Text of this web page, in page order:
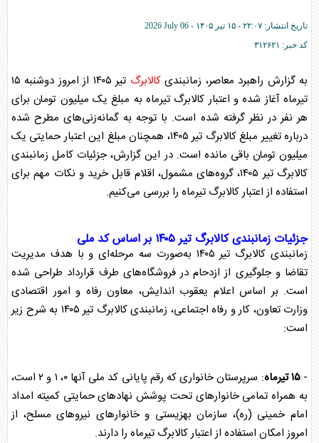
تاریخ انتشار: ۲۲:۰۷ - ۱۵ تير ۱۴۰۵ -
2026 July 06
کد خبر: ۳۱۲۶۲۱
به گزارش راهبرد معاصر، زمانبندیکالابرگ
تیر ۱۴۰۵ از امروز دوشنبه ۱۵
تیرماه آغاز شده و اعتبار کالابرگ تیرماه به مبلغ یک میلیون تومان برای
هر نفر در نظر گرفته شده است. با توجه به گمانه‌زنی‌های مطرح شده
درباره تغییر مبلغکالابرگ
تیر ۱۴۰۵، همچنان مبلغ این اعتبار حمایتی یک
میلیون تومان باقی مانده است. در این گزارش، جزئیات کامل زمانبندی
کالابرگ
تیر ۱۴۰۵، گروه‌های مشمول، اقلام قابل خرید و نکات مهم برای
استفاده از اعتبارکالابرگ تیرماه را بررسی می‌کنیم.
جزئیات زمانبندیکالابرگ تیر ۱۴۰۵ بر اساس کد ملی
زمانبندی کالابرگ
تیر ۱۴۰۵ به‌صورت سه مرحله‌ای و با هدف مدیریت
تقاضا و جلوگیری از ازدحام در فروشگاه‌های طرف قرارداد طراحی شده
است. بر اساس اعلام یعقوب اندایش، معاون رفاه و امور اقتصادی
وزارت تعاون، کار و رفاه اجتماعی، زمانبندیکالابرگ
تیر ۱۴۰۵ به شرح زیر
است:
- ۱۵ تیرماه
: سرپرستان خانواری که رقم پایانی کد ملی آنها ۰، ۱ و ۲ است،
به همراه تمامی خانوار‌های تحت پوشش نهاد‌های حمایتی کمیته امداد
امام خمینی (ره)، سازمان بهزیستی و خانوار‌های نیرو‌های مسلح، از
امروز امکان استفاده از اعتبارکالابرگ تیرماه را دارند.